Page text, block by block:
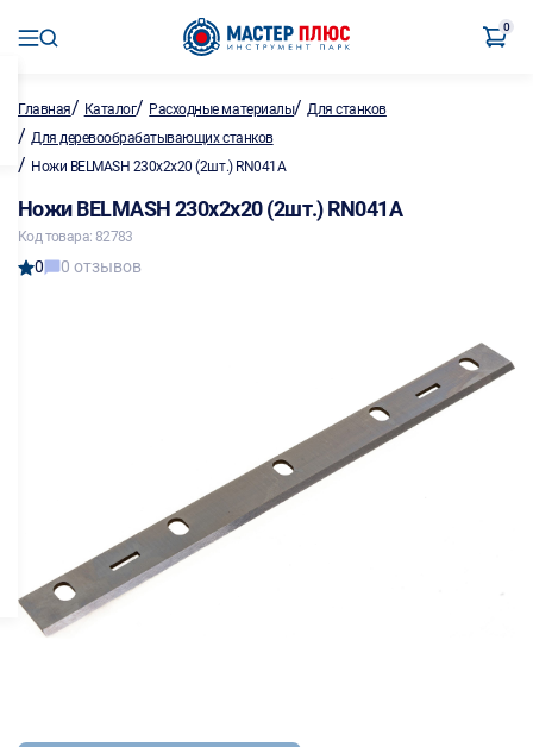
0
Главная/ Каталог/ Расходные материалы/Для станков
/ Для деревообрабатывающих станков
/ Ножи BELMASH 230х2х20 (2шт.) RN041A
Ножи BELMASH 230х2х20 (2шт.) RN041A
Код товара: 82783
0 0 отзывов